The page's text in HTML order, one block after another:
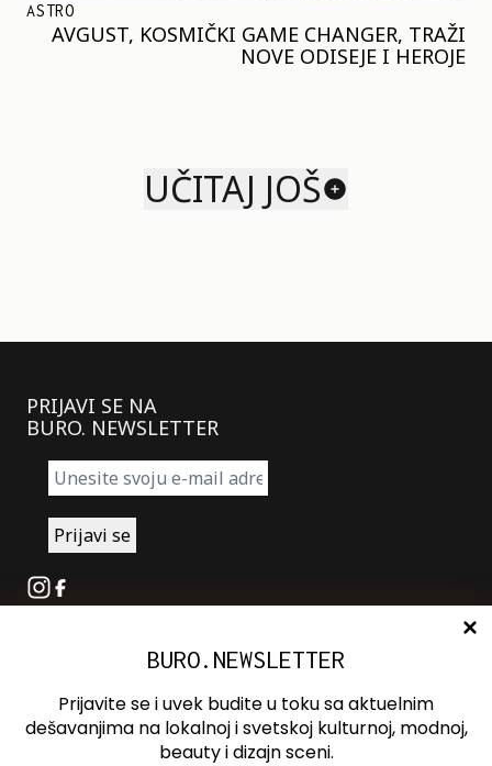
ASTRO
AVGUST, KOSMIČKI GAME CHANGER, TRAŽI
NOVE ODISEJE I HEROJE
UČITAJ JOŠ
PRIJAVI SE NA
BURO. NEWSLETTER
Instagram
Facebook
Oglašavanje
Kontakt
BURO.NEWSLETTER
Prijavite se i uvek budite u toku sa aktuelnim
dešavanjima na lokalnoj i svetskoj kulturnoj, modnoj,
beauty i dizajn sceni.